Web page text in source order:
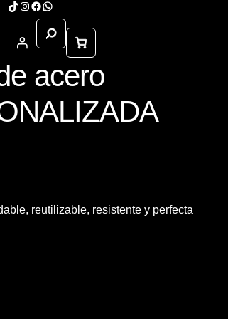
TikTok
Instagram
Facebook
WhatsApp
Buscar
acero
reutilizable, resistente y perfecta